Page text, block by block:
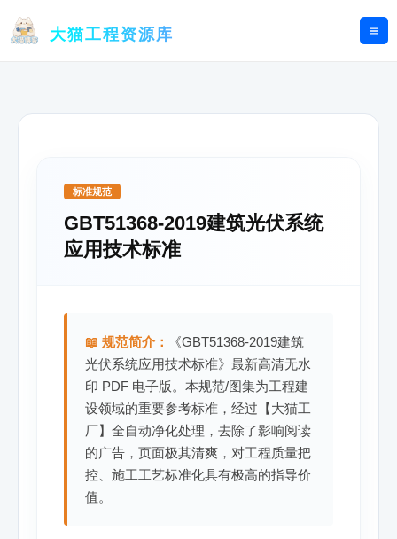
大猫工程资源库
标准规范
GBT51368-2019建筑光伏系统
应用技术标准
📖 规范简介：
《GBT51368-2019建筑
光伏系统应用技术标准》最新高清无水
印 PDF 电子版。本规范/图集为工程建
设领域的重要参考标准，经过【大猫工
厂】全自动净化处理，去除了影响阅读
的广告，页面极其清爽，对工程质量把
控、施工工艺标准化具有极高的指导价
值。